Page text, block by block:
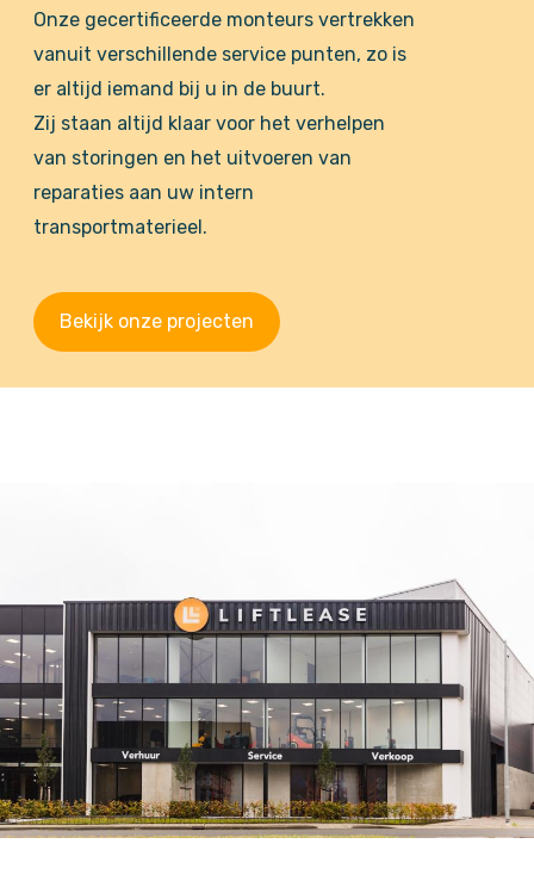
Onze gecertificeerde monteurs vertrekken
vanuit verschillende service punten, zo is
er altijd iemand bij u in de buurt.
Zij staan altijd klaar voor het verhelpen
van storingen en het uitvoeren van
reparaties aan uw intern
transportmaterieel.
Bekijk onze projecten